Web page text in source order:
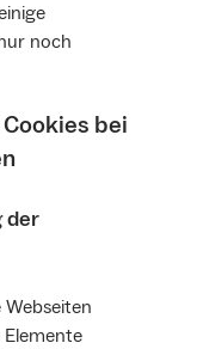
noch
bei
der